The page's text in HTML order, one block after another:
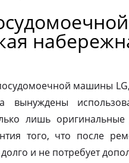
машины
вынуждены
лишь
того, что после
и не потребует